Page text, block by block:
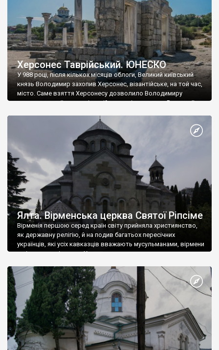
Херсонес Таврійський. ЮНЕСКО
У 988 році, після кількох місяців облоги, Великий київський
князь Володимир захопив Херсонес, візантійське, на той час,
місто. Саме взяття Херсонесу дозволило Володимиру
диктувати свої умови візантійському імператору Василю ІІ, та
Херсонесі Володимир-язичник, став Василем-християнином.
А потім було Хрещення Русі. На честь Херсонесу Таврійського
Ялта. Вірменська церква Святої Ріпсіме
Вірменія першою серед країн світу прийняла християнство,
як державну релігію, й на подив багатьох пересічних
українців, які усіх кавказців вважають мусульманами, вірмени
є відданими вірянами Христа